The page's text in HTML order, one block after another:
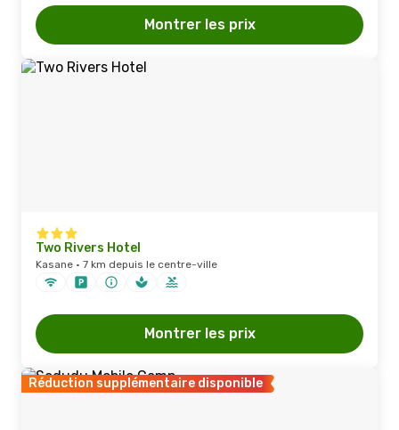
Montrer les prix
Two Rivers Hotel
Kasane · 7 km depuis le centre-ville
Montrer les prix
Réduction supplémentaire disponible